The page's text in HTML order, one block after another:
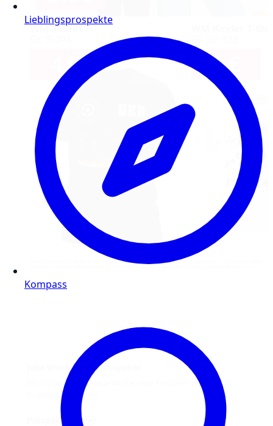
Jede Woche neue Prospekte
Mit Online Prospekt jede Woche neue Prospekte blättern und
Angebote entdecken.
Prospekt-Welt
Lieblingsprospekte
Kompass